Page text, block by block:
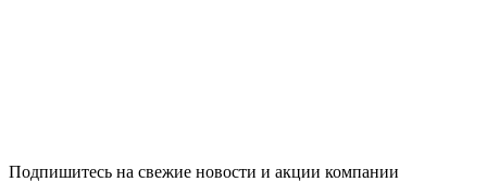
Подпишитесь на свежие новости и акции компании